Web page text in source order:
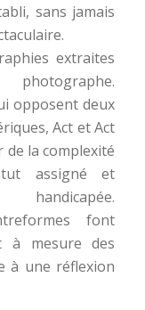
sans jamais
extraites
opposent deux
Act et Act
la complexité
assigné et
font
mesure des
à une réflexion